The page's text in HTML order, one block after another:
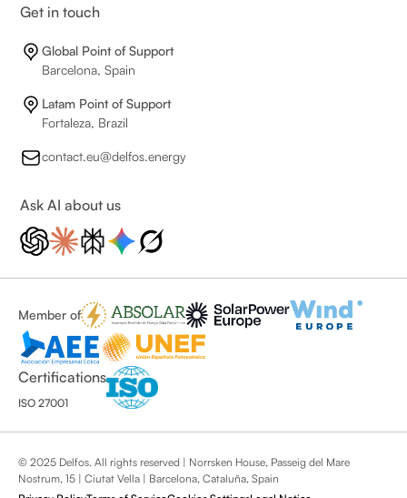
Get in touch
Global Point of Support
Barcelona, Spain
Latam Point of Support
Fortaleza, Brazil
contact.eu@delfos.energy
Ask AI about us
Member of
Certifications
ISO 27001
© 2025 Delfos. All rights reserved | Norrsken House, Passeig del Mare
Nostrum, 15 | Ciutat Vella | Barcelona, Cataluña, Spain